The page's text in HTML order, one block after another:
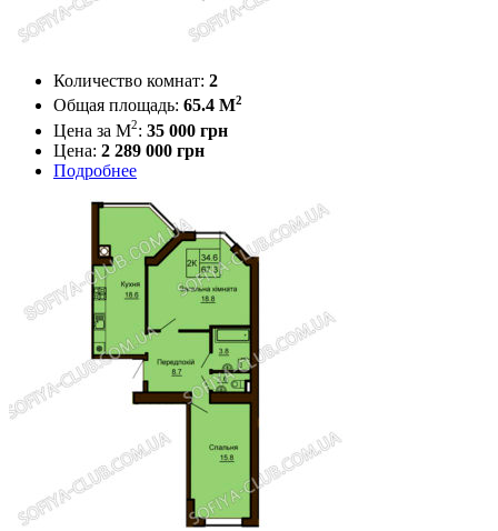
Количество комнат: 2
Общая площадь: 65.4 M2
Цена за М2: 35 000 грн
Цена: 2 289 000 грн
Подробнее